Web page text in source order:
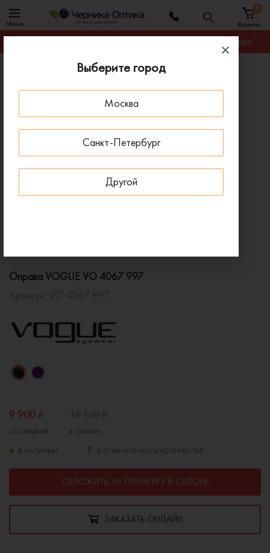
Выберите город
Москва
Санкт-Петербург
Другой
Меню Корзина
0
Гарантируем лучшую цену на любую оправу в Москве
Оправы для очков
Оправа VOGUE VO 4067 997
Оправа VOGUE VO 4067 997
9 900 ₽
со скидкой в салоне
В НАЛИЧИИ В ОГРАНИЧЕННОМ КОЛИЧЕСТВЕ
ОТЛОЖИТЬ НА ПРИМЕРКУ В САЛОНЕ
ЗАКАЗАТЬ ОНЛАЙН
- 30 % ДО 15 АВГУСТА